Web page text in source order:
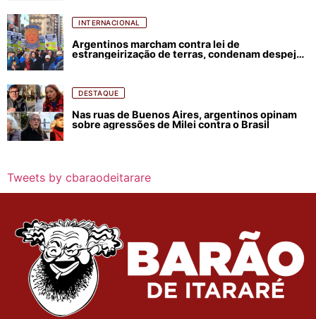
INTERNACIONAL
Argentinos marcham contra lei de
estrangeirização de terras, condenam despejos
DESTAQUE
Nas ruas de Buenos Aires, argentinos opinam
sobre agressões de Milei contra o Brasil
Tweets by cbaraodeitarare